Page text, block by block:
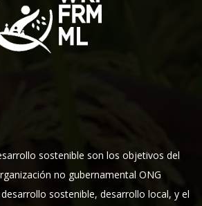
sostenible son los objetivos del
no gubernamental ONG
sostenible, desarrollo local, y el